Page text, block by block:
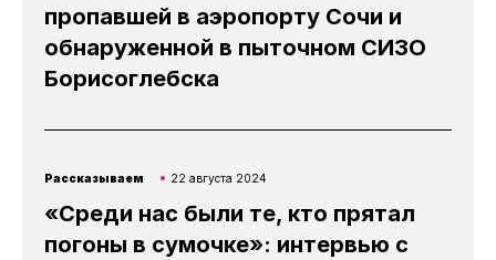
пропавшей в аэропорту Сочи и
обнаруженной в пыточном СИЗО
Борисоглебска
Рассказываем 22 августа 2024
«Среди нас были те, кто прятал
погоны в сумочке»: интервью с